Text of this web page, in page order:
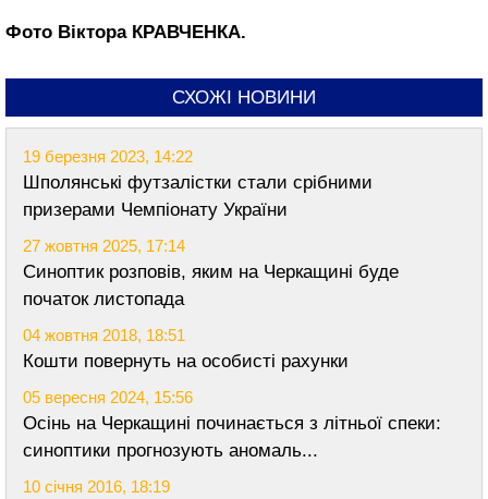
Фото Віктора КРАВЧЕНКА.
СХОЖІ НОВИНИ
19 березня 2023, 14:22
Шполянські футзалістки стали срібними
призерами Чемпіонату України
27 жовтня 2025, 17:14
Синоптик розповів, яким на Черкащині буде
початок листопада
04 жовтня 2018, 18:51
Кошти повернуть на особисті рахунки
05 вересня 2024, 15:56
Осінь на Черкащині починається з літньої спеки:
синоптики прогнозують аномаль...
10 січня 2016, 18:19